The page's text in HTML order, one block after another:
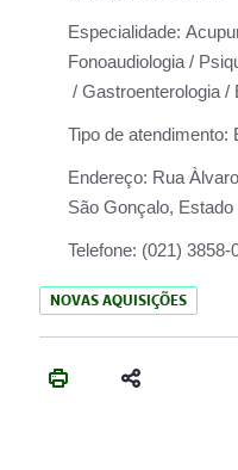
Especialidade:
Fonoaudiologia /
/ Gastroenterologia /
Tipo de atendimento:
Endereço: Rua
São Gonçalo,
Telefone: (021) 3858-
NOVAS AQUISIÇÕES